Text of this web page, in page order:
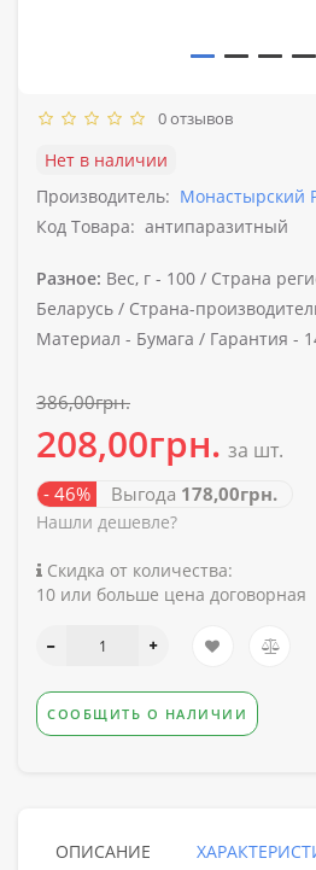
0 отзывов
Нет в наличии
Производитель: Монастырский
Код Товара: антипаразитный
Разное: Вес, г - 100 / Страна
Беларусь / Страна-
Материал - Бумага / Гарантия -
386,00грн.
208,00грн. за шт.
- 46% Выгода 178,00грн.
Нашли дешевле?
Скидка от количества:
10 или больше цена договорная
СООБЩИТЬ О НАЛИЧИИ
ОПИСАНИЕ